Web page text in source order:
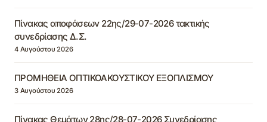
Πίνακας αποφάσεων 22ης/29-07-2026 τακτικής
συνεδρίασης Δ.Σ.
4 Αυγούστου 2026
ΠΡΟΜΗΘΕΙΑ ΟΠΤΙΚΟΑΚΟΥΣΤΙΚΟΥ ΕΞΟΠΛΙΣΜΟΥ
3 Αυγούστου 2026
Πίνακας Θεμάτων 28ης/28-07-2026 Συνεδρίασης